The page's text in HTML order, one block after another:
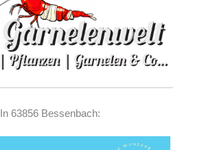
In 63856 Bessenbach: